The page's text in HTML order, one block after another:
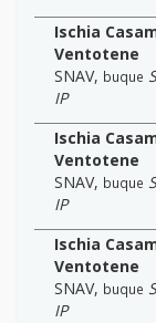
Ischia
Ventotene
SNAV, buque
IP
Ischia
Ventotene
SNAV, buque
IP
Ischia
Ventotene
SNAV, buque
IP